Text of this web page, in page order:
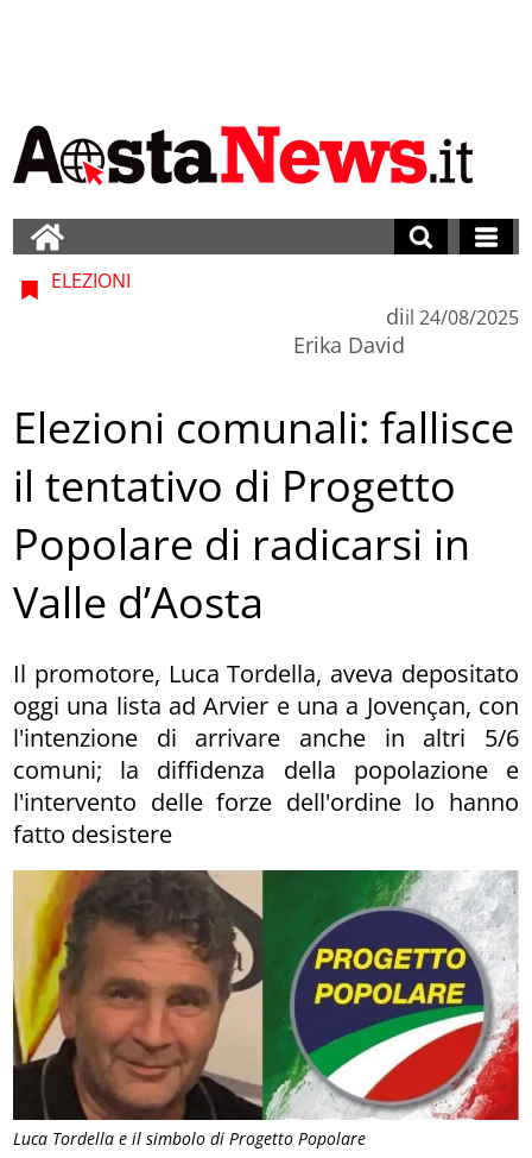
Luca Tordella e il simbolo di Progetto Popolare
ELEZIONI
di
Erika David
il 24/08/2025
Elezioni comunali: fallisce
il tentativo di Progetto
Popolare di radicarsi in
Valle d’Aosta
Il promotore, Luca Tordella, aveva depositato
oggi una lista ad Arvier e una a Jovençan, con
l'intenzione di arrivare anche in altri 5/6
comuni; la diffidenza della popolazione e
l'intervento delle forze dell'ordine lo hanno
fatto desistere